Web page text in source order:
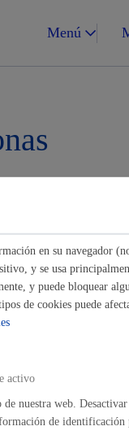
Menú
en su navegador
y se usa
y puede bloquear
de cookies puede
activo
nuestra web.
de identificación